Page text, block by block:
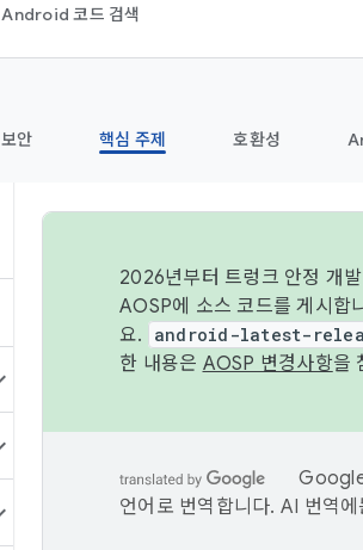
Android 코드 검색
보안 핵심 주제 호환성
2026년부터 트렁크 안정 개
AOSP에 소스 코드를 게시합
요.
android-latest-
한 내용은 AOSP 변경사항을
언어로 번역합니다. AI 번역